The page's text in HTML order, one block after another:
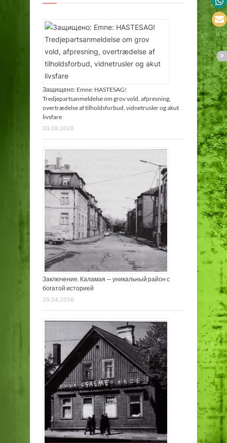
Защищено: Emne: HASTESAG!
Tredjepartsanmeldelse om grov vold, afpresning,
overtrædelse af tilholdsforbud, vidnetrusler og akut
livsfare
03.08.2026
Заключение. Каламая — уникальный район с
богатой историей
29.04.2026